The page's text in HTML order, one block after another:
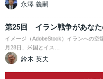
永澤 義嗣
第25回 イラン戦争があなた
イメージ（AdobeStock）イランへの空
月28日、米国とイス…
鈴木 英夫